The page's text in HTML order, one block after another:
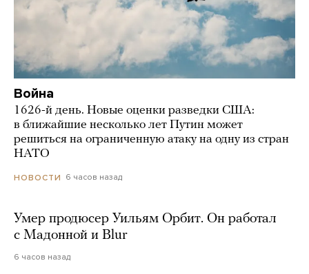
Война
1626-й день. Новые оценки разведки США:
в ближайшие несколько лет Путин может
решиться на ограниченную атаку на одну из стран
НАТО
НОВОСТИ 6 часов назад
Умер продюсер Уильям Орбит. Он работал
с Мадонной и Blur
6 часов назад